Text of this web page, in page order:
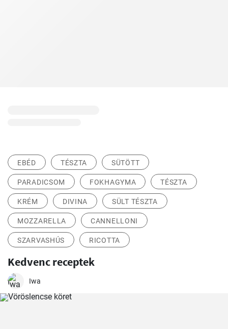
EBÉD TÉSZTA SÜTÖTT
PARADICSOM FOKHAGYMA TÉSZTA
KRÉM DIVINA SÜLT TÉSZTA
MOZZARELLA CANNELLONI
SZARVASHÚS RICOTTA
Kedvenc receptek
Iwa